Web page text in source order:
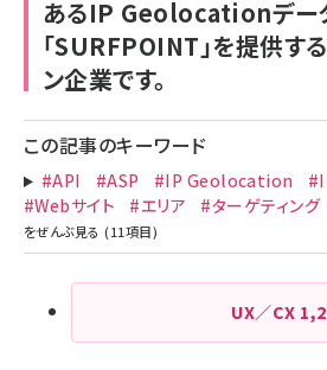
あるIP Geolocationデー
「SURFPOINT」を提供す
ン企業です。
この記事のキーワード
#API #ASP #IP Geolocation
#Webサイト
#エリア #ターゲティング
UX／CX